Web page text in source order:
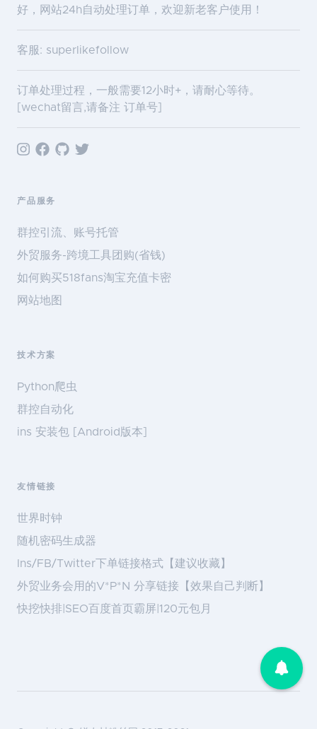
好，网站24h自动处理订单，欢迎新老客户使用！
客服: superlikefollow
订单处理过程，一般需要12小时+，请耐心等待。
[wechat留言,请备注 订单号]
产品服务
群控引流、账号托管
外贸服务-跨境工具团购(省钱)
如何购买518fans淘宝充值卡密
网站地图
技术方案
Python爬虫
群控自动化
ins 安装包 [Android版本]
友情链接
世界时钟
随机密码生成器
Ins/FB/Twitter下单链接格式【建议收藏】
外贸业务会用的V*P*N 分享链接【效果自己判断】
快挖快排|SEO百度首页霸屏|120元包月